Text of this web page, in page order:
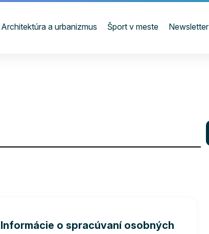
Architektúra a urbanizmus Šport v meste Newsletter
Informácie o spracúvaní osobných